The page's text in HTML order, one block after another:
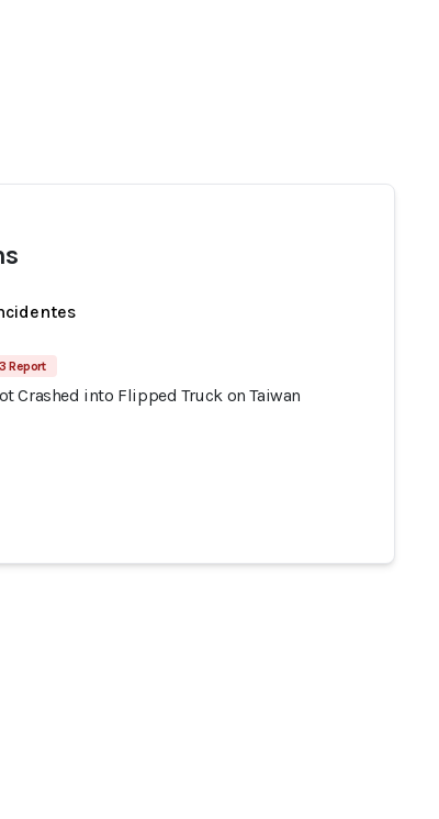
3 Report
Crashed into Flipped Truck on Taiwan